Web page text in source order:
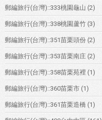
郵編旅行(台灣)::333桃園龜山 (2)
郵編旅行(台灣)::338桃園蘆竹 (3)
郵編旅行(台灣)::351苗栗頭份 (2)
郵編旅行(台灣)::353苗栗南庄 (2)
郵編旅行(台灣)::358苗栗苑裡 (1)
郵編旅行(台灣)::360苗栗市 (1)
郵編旅行(台灣)::361苗栗造橋 (1)